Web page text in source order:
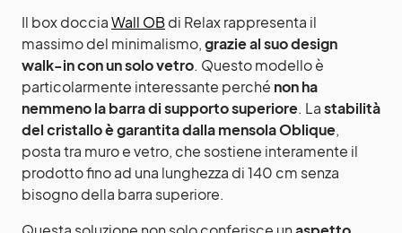
Il box docciaWall OBdi Relax rappresenta il
massimo del minimalismo,grazie al suo design
walk-in con un solo vetro. Questo modello è
particolarmente interessante perché non ha
nemmeno la barra di supporto superiore. Lastabilità
del cristallo è garantita dalla mensola Oblique,
posta tra muro e vetro, che sostiene interamente il
prodotto fino ad una lunghezza di 140 cm senza
bisogno della barra superiore.